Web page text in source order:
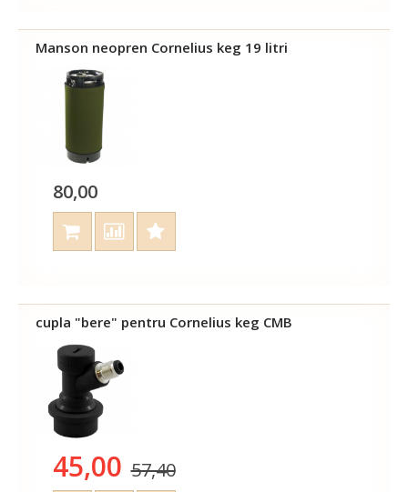
Manson neopren Cornelius keg 19 litri
80,00
cupla "bere" pentru Cornelius keg CMB
45,00 57,40